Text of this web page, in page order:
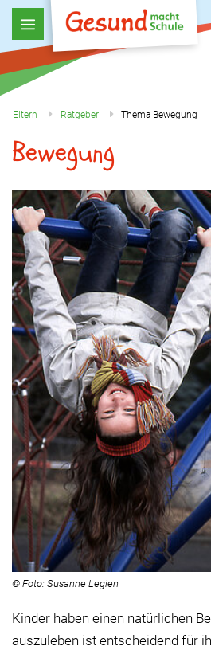
Eltern Ratgeber Thema Bewegung
Bewegung
© Foto: Susanne Legien
Kinder haben einen natürlichen
auszuleben ist entscheidend für